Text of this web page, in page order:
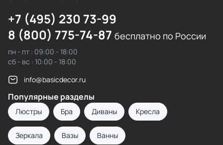
+7 (495) 230 73-99
8 (800) 775-74-87 бесплатно по России
пн - пт : 09:00 - 18:00
сб - вс : 10:00 - 18:00
info@basicdecor.ru
Популярные разделы
Люстры Бра Диваны Кресла
Зеркала Вазы Ванны